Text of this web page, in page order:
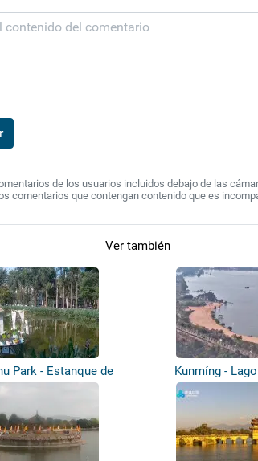
de los usuarios incluidos debajo de las
comentarios que contengan contenido que es
Ver también
Park - Estanque de
Kunmíng -